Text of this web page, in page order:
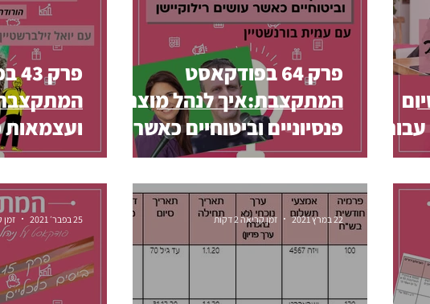
נשים עושק קשישים עסק עצמאי צרכנות תפקיד היועץ בלוג
עבור
פרק 64 בפודקאסט
המתקצבת:איך לנהל מוצרים
פנסיוניים וביטוחיים כאשר
עושים רילוקיישן - עם עמית
בורנשטיין
המתקצבת
ועצמאות
22 במרץ 2021 זמן קריאה 2 דקות 25 בפבר׳ 2021 זמן